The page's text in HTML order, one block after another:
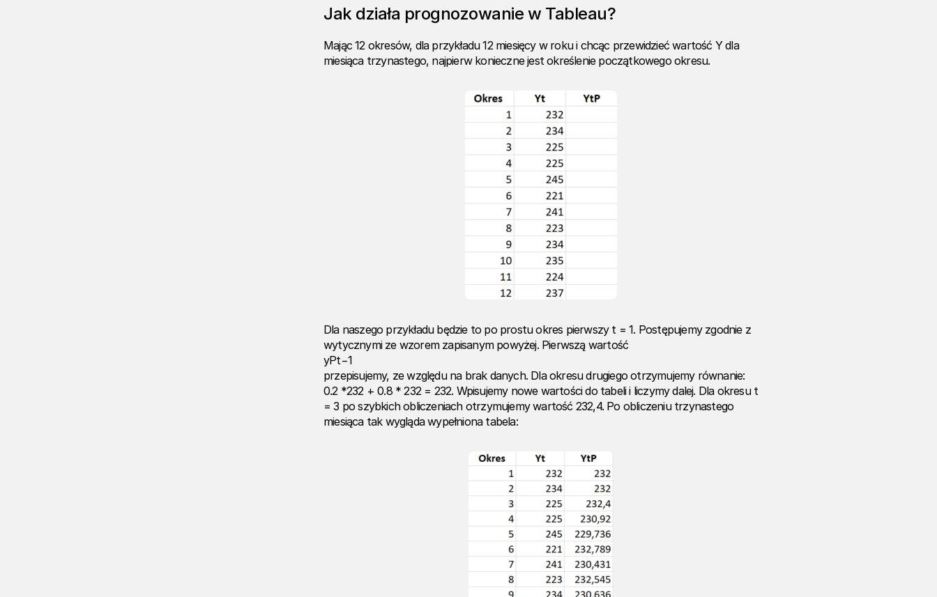
Jak działa prognozowanie w Tableau?
Mając 12 okresów, dla przykładu 12 miesięcy w roku i chcąc przewidzieć wartość Y dla
miesiąca trzynastego, najpierw konieczne jest określenie początkowego okresu.
Dla naszego przykładu będzie to po prostu okres pierwszy t = 1. Postępujemy zgodnie z
wytycznymi ze wzorem zapisanym powyżej. Pierwszą wartość
yPt−1
przepisujemy, ze względu na brak danych. Dla okresu drugiego otrzymujemy równanie:
0.2 *232 + 0.8 * 232 = 232. Wpisujemy nowe wartości do tabeli i liczymy dalej. Dla okresu t
= 3 po szybkich obliczeniach otrzymujemy wartość 232,4. Po obliczeniu trzynastego
miesiąca tak wygląda wypełniona tabela: